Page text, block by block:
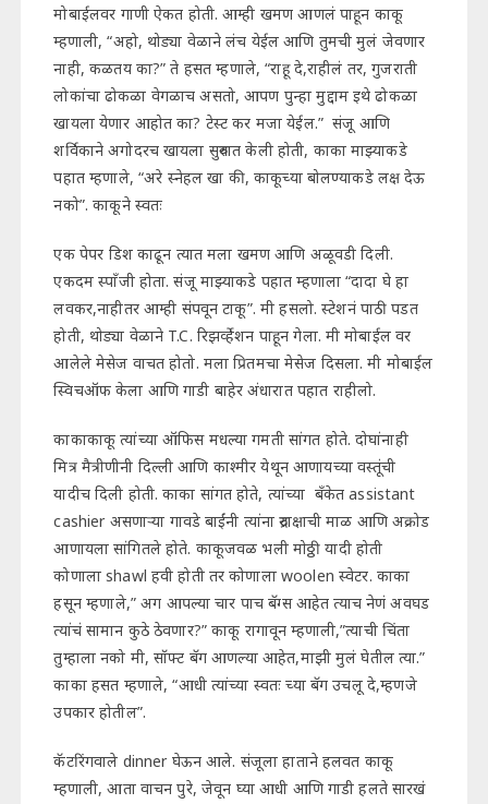
मोबाईलवर गाणी ऐकत होती. आम्ही खमण आणलं पाहून काकू
म्हणाली, “अहो, थोड्या वेळाने लंच येईल आणि तुमची मुलं जेवणार
नाही, कळतय का?” ते हसत म्हणाले, “राहू दे,राहीलं तर, गुजराती
लोकांचा ढोकळा वेगळाच असतो, आपण पुन्हा मुद्दाम इथे ढोकळा
खायला येणार आहोत का? टेस्ट कर मजा येईल.” संजू आणि
शर्विकाने अगोदरच खायला सुरुवात केली होती, काका माझ्याकडे
पहात म्हणाले, “अरे स्नेहल खा की, काकूच्या बोलण्याकडे लक्ष देऊ
नको”. काकूने स्वतः
एक पेपर डिश काढून त्यात मला खमण आणि अळूवडी दिली.
एकदम स्पाँजी होता. संजू माझ्याकडे पहात म्हणाला “दादा घे हा
लवकर,नाहीतर आम्ही संपवून टाकू”. मी हसलो. स्टेशनं पाठी पडत
होती, थोड्या वेळाने T.C. रिझर्व्हेशन पाहून गेला. मी मोबाईल वर
आलेले मेसेज वाचत होतो. मला प्रितमचा मेसेज दिसला. मी मोबाईल
स्विचऑफ केला आणि गाडी बाहेर अंधारात पहात राहीलो.
काकाकाकू त्यांच्या ऑफिस मधल्या गमती सांगत होते. दोघांनाही
मित्र मैत्रीणीनी दिल्ली आणि काश्मीर येथून आणायच्या वस्तूंची
यादीच दिली होती. काका सांगत होते, त्यांच्या बँकेत assistant
cashier असणाऱ्या गावडे बाईंनी त्यांना रुद्राक्षाची माळ आणि अक्रोड
आणायला सांगितले होते. काकूजवळ भली मोठ्ठी यादी होती
कोणाला shawl हवी होती तर कोणाला woolen स्वेटर. काका
हसून म्हणाले,” अग आपल्या चार पाच बॅग्स आहेत त्याच नेणं अवघड
त्यांचं सामान कुठे ठेवणार?” काकू रागावून म्हणाली,”त्याची चिंता
तुम्हाला नको मी, सॉफ्ट बॅग आणल्या आहेत,माझी मुलं घेतील त्या.”
काका हसत म्हणाले, “आधी त्यांच्या स्वतः च्या बॅग उचलू दे,म्हणजे
उपकार होतील”.
कॅटरिंगवाले dinner घेऊन आले. संजूला हाताने हलवत काकू
म्हणाली, आता वाचन पुरे, जेवून घ्या आधी आणि गाडी हलते सारखं